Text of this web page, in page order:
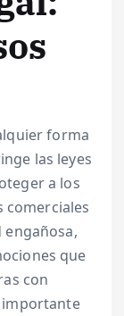
forma
las leyes
a los
comerciales
que
con
importante